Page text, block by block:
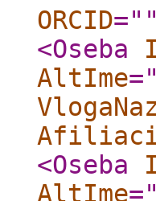
ORCID=" "
<Oseba
AltIme="
<Oseba
AltIme="